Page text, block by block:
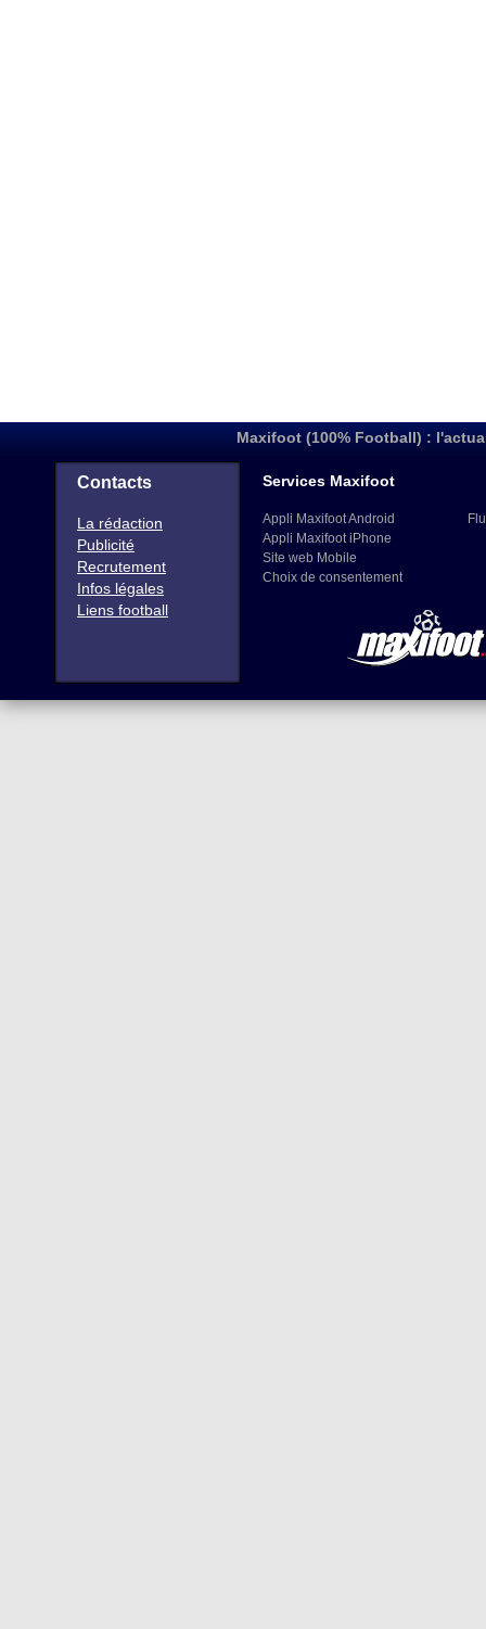
Maxifoot (100% Football) :
Contacts
La rédaction
Publicité
Recrutement
Infos légales
Liens football
Services Maxifoot
Appli Maxifoot Android
Appli Maxifoot iPhone
Site web Mobile
Choix de consentement